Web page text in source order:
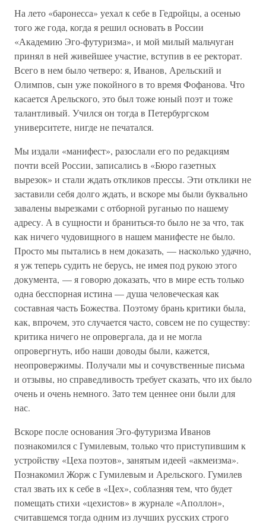
На лето «баронесса» уехал к себе в Гедройцы, а осенью
того же года, когда я решил основать в России
«Академию Эго-футуризма», и мой милый мальчуган
принял в ней живейшее участие, вступив в ее ректорат.
Всего в нем было четверо: я, Иванов, Арельский и
Олимпов, сын уже покойного в то время Фофанова. Что
касается Арельского, это был тоже юный поэт и тоже
талантливый. Учился он тогда в Петербургском
университете, нигде не печатался.
Мы издали «манифест», разослали его по редакциям
почти всей России, записались в «Бюро газетных
вырезок» и стали ждать откликов прессы. Эти отклики не
заставили себя долго ждать, и вскоре мы были буквально
завалены вырезками с отборной руганью по нашему
адресу. А в сущности и браниться-то было не за что, так
как ничего чудовищного в нашем манифесте не было.
Просто мы пытались в нем доказать, — насколько удачно,
я уж теперь судить не берусь, не имея под рукою этого
документа, — я говорю доказать, что в мире есть только
одна бесспорная истина — душа человеческая как
составная часть Божества. Поэтому брань критики была,
как, впрочем, это случается часто, совсем не по существу:
критика ничего не опровергала, да и не могла
опровергнуть, ибо наши доводы были, кажется,
неопровержимы. Получали мы и сочувственные письма
и отзывы, но справедливость требует сказать, что их было
очень и очень немного. Зато тем ценнее они были для
нас.
Вскоре после основания Эго-футуризма Иванов
познакомился с Гумилевым, только что приступившим к
устройству «Цеха поэтов», занятым идеей «акмеизма».
Познакомил Жорж с Гумилевым и Арельского. Гумилев
стал звать их к себе в «Цех», соблазняя тем, что будет
помещать стихи «цехистов» в журнале «Аполлон»,
считавшемся тогда одним из лучших русских строго